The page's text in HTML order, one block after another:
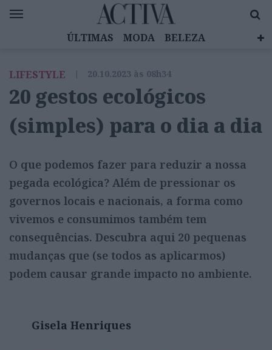
ÚLTIMAS MODA
BELEZA
EMOÇÕES
MULHERES INSPIRADORAS
DIZ QUEM SABE
ACTIVA BRAND STUDIO
LIFESTYLE | 20.10.2023 às 08h34
20 gestos ecológicos
(simples) para o dia a dia
O que podemos fazer para reduzir a nossa
pegada ecológica? Além de pressionar os
governos locais e nacionais, a forma como
vivemos e consumimos também tem
consequências. Descubra aqui 20 pequenas
mudanças que (se todos as aplicarmos)
podem causar grande impacto no ambiente.
Gisela Henriques